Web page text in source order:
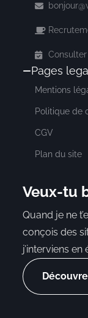
Pages
Mentions
Politique de
CGV
Plan du site
Veux-tu
Quand je ne
conçois des
j’interviens en